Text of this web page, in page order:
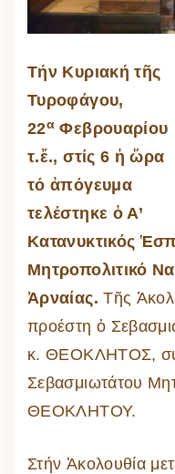
Τήν Κυριακή τῆς
Τυροφάγου,
22α Φεβρουαρίου
τ.ἔ., στίς 6 ἡ ὥρα
τό ἀπόγευμα
τελέστηκε ὁ Α’
Κατανυκτικός
Μητροπολιτικό
Ἀρναίας. Τῆς
προέστη ὁ
κ. ΘΕΟΚΛΗΤΟΣ,
Σεβασμιωτάτου
ΘΕΟΚΛΗΤΟΥ.
Στήν Ἀκολουθία